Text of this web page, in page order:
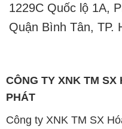
1229C Quốc lộ 1A,
Quận Bình Tân, TP.
CÔNG TY XNK TM
PHÁT
Công ty XNK TM SX